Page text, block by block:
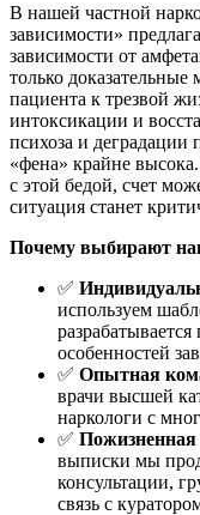
В нашей частной
зависимости»
зависимости от
только
пациента к трезвой
интоксикации и
психоза и деградации
«фена» крайне
с этой бедой, счет
ситуация станет
Почему выбирают
✅
используем
особенностей
✅ Опытная
врачи высшей
наркологи с
✅ Пожизненная
выписки мы
консультации,
связь с